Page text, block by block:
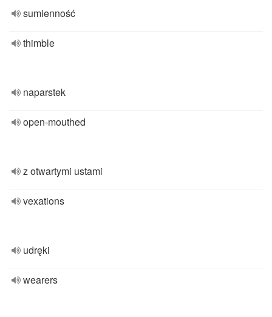
sumienność
thimble
naparstek
open-mouthed
z otwartymi ustami
vexations
udręki
wearers